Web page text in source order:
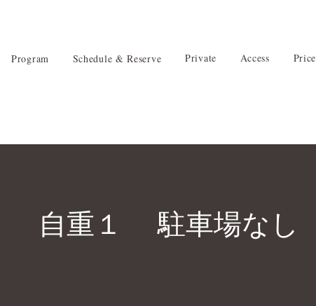
Program Schedule & Reserve Private Access Price
自重１ 駐車場なし